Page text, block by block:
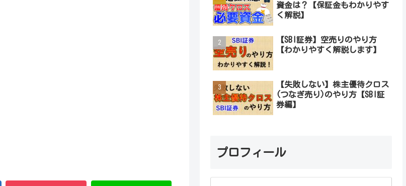
資金は？【保証金もわかりやす
く解説】
【SBI証券】空売りのやり方
【わかりやすく解説します】
【失敗しない】株主優待クロス
(つなぎ売り)のやり方【SBI証
券編】
プロフィール